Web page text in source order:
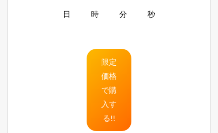
日 時 分 秒
限定
価格
で購
入す
る!!